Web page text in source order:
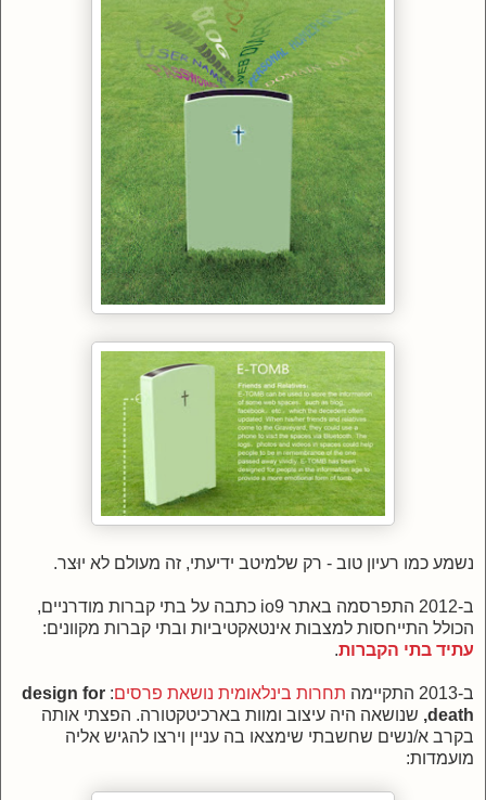
נשמע כמו רעיון טוב - רק שלמיטב ידיעתי, זה מעולם לא יוּצר.
ב-2012 התפרסמה באתר io9 כתבה על בתי קברות מודרניים,
הכולל התייחסות למצבות אינטאקטיביות ובתי קברות מקוונים:
עתיד בתי הקברות.
ב-2013 התקיימה תחרות בינלאומית נושאת פרסים:
design for
death, שנושאה היה עיצוב ומוות בארכיטקטורה. הפצתי אותה
בקרב א/נשים שחשבתי שימצאו בה עניין וירצו להגיש אליה
מועמדות: